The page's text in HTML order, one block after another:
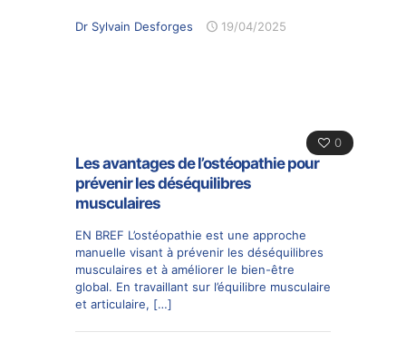
Dr Sylvain Desforges 19/04/2025
0
Les avantages de l’ostéopathie pour
prévenir les déséquilibres
musculaires
EN BREF L’ostéopathie est une approche
manuelle visant à prévenir les déséquilibres
musculaires et à améliorer le bien-être
global. En travaillant sur l’équilibre musculaire
et articulaire, […]